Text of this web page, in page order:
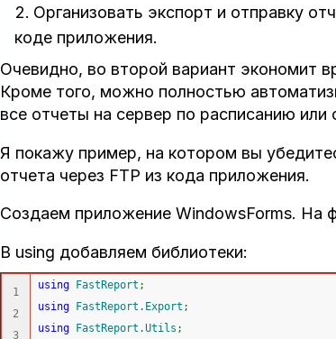
Организовать экспорт и отправку
коде приложения.
Очевидно, во второй вариант экономит
Кроме того, можно полностью
все отчеты на сервер по расписанию
Я покажу пример, на котором вы
отчета через FTP из кода приложения.
Создаем приложение WindowsForms. На
В using добавляем библиотеки:
1
2
using FastReport ;
using FastReport.Export ;
using FastReport.Utils ;